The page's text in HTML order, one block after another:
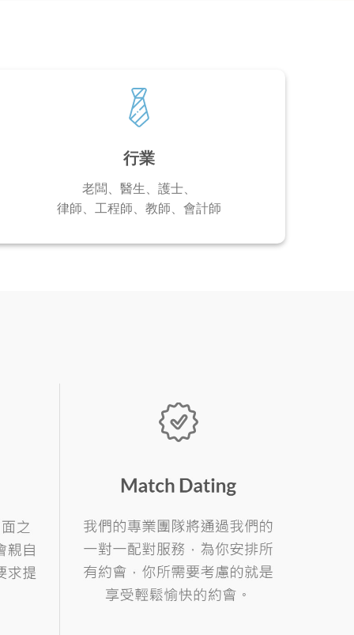
行業
老闆、醫生、護士、
律師、工程師、教師、會計師